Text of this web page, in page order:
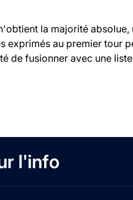
la majorité
exprimés au premier tour
de fusionner avec une
l'info